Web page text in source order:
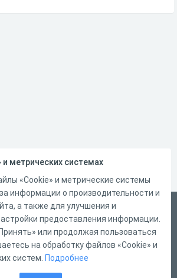
связи
и метрических системах
«Cookie» и метрические системы
информации о производительности и
а также для улучшения и
предоставления информации.
или продолжая пользоваться
на обработку файлов «Cookie» и
систем. Подробнее